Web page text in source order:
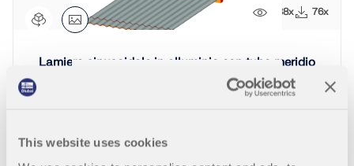
This website uses cookies
1138x 76x
Lamiera sinusoidale in alluminio con tubo meridio